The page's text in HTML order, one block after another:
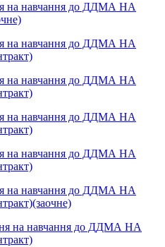
на навчання до ДДМА НА
на навчання до ДДМА НА
на навчання до ДДМА НА
на навчання до ДДМА НА
на навчання до ДДМА НА
на навчання до ДДМА НА
на навчання до ДДМА НА